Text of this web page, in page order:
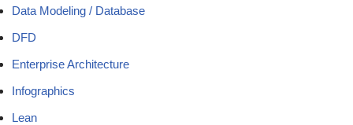
Data Modeling / Database
DFD
Enterprise Architecture
Infographics
Lean